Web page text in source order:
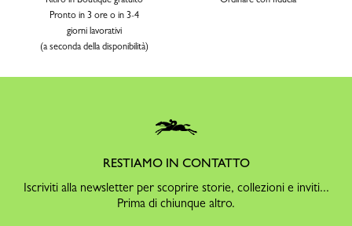
Pronto in 3 ore o in 3-4
giorni lavorativi
(a seconda della disponibilità)
RESTIAMO IN CONTATTO
Iscriviti alla newsletter per scoprire storie, collezioni e inviti...
Prima di chiunque altro.